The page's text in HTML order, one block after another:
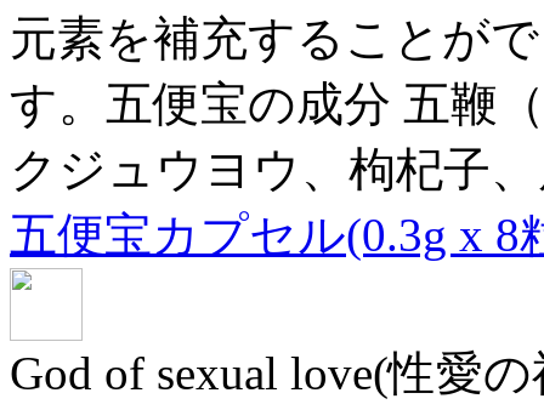
元素を補充することが
す。五便宝の成分 五鞭
クジュウヨウ、枸杞子
五便宝カプセル(0.3g x 8
God of sexual love(性愛